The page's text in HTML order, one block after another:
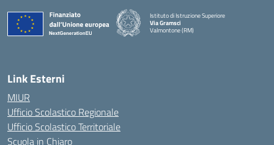
Istituto di Istruzione Superiore
Via Gramsci
Valmontone (RM)
Link Esterni
MIUR
Ufficio Scolastico Regionale
Ufficio Scolastico Territoriale
Scuola in Chiaro